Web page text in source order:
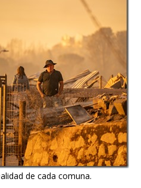
de cada comuna.